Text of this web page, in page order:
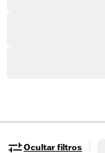
Ocultar filtros